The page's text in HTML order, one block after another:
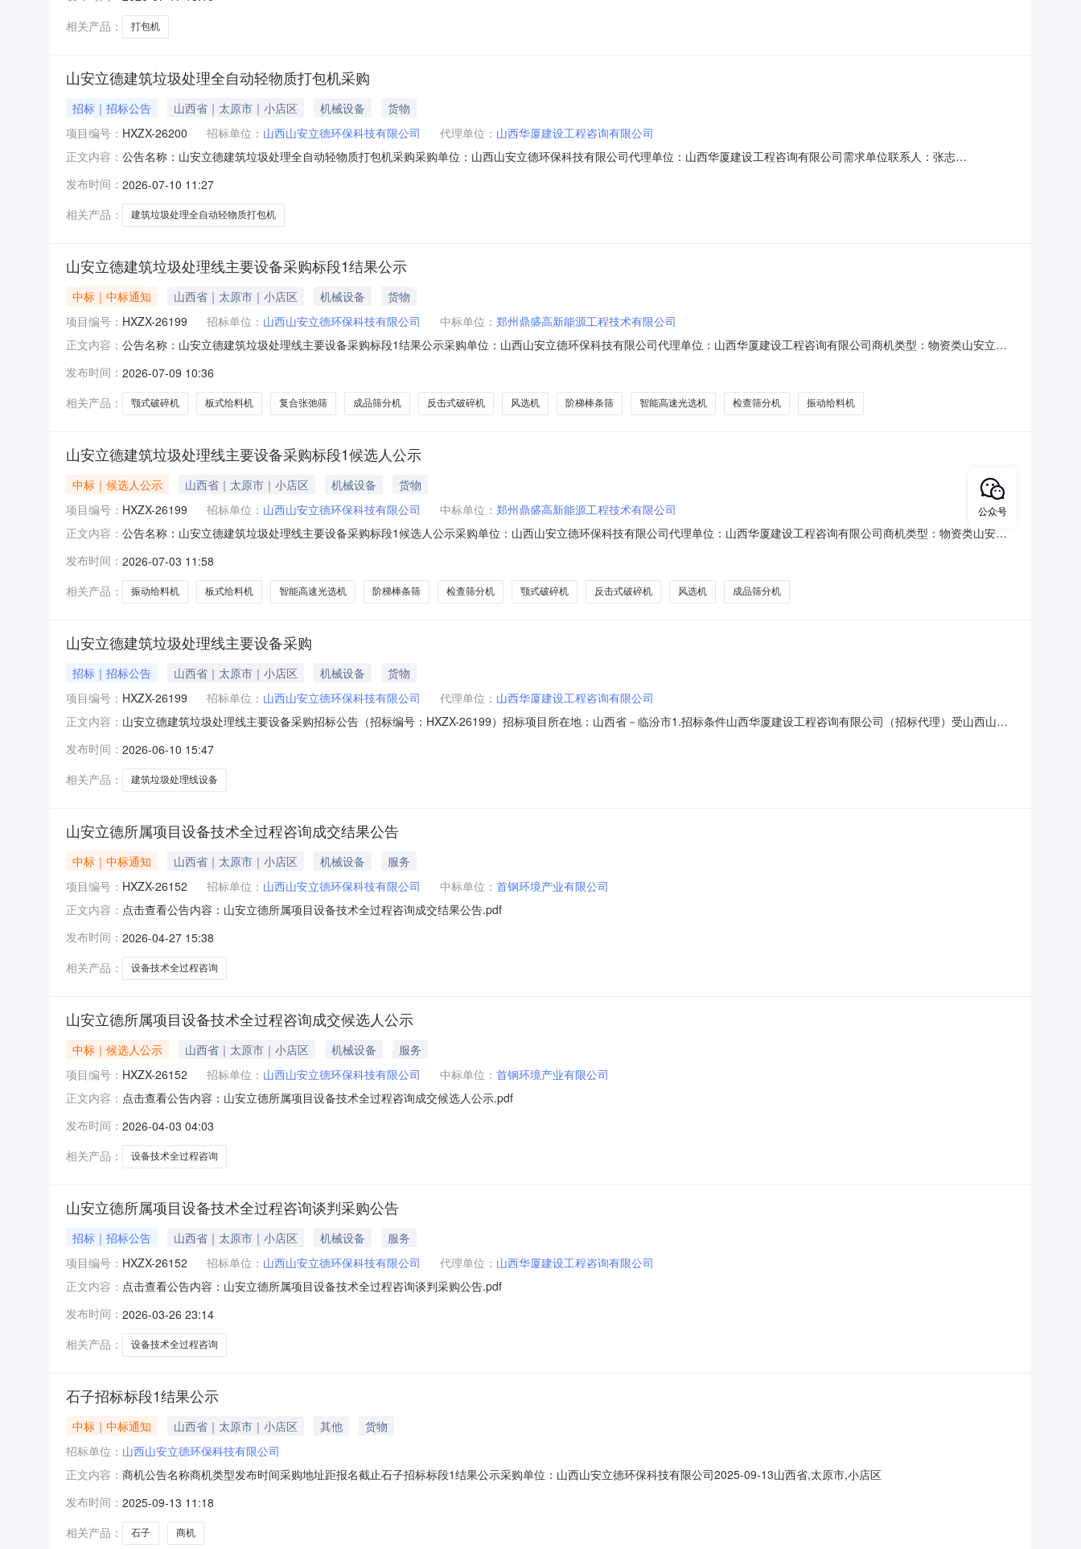
标。于开标已终止，
相关产品：
打包机
山安立德建筑垃圾处理全自动轻物质打包机采购
招标｜招标公告 山西省｜太原市｜小店区 机械设备
货物
项目编号： HXZX-26200 招标单位： 山西山安立德环保科技有限公司 代理单位： 山西华厦建设工程咨询有限公司
正文内容： 公告名称：山安立德建筑垃圾处理全自动轻物质打包机采购采购单位：山西山安立德环保科技有限公司代理单位：山西华厦建设工程咨询有限公司需求单位联系人：张志
山西省－临汾市1.招标条件山西华厦建设工程咨询有限公司（招标代理）受山西山安立德环保科技有限公司（招标人）的委托，对山安立德建筑垃圾处理全自动轻物质打包机采购进
行公开招标，欢迎潜在投标
发布时间： 2026-07-10 11:27
相关产品：
建筑垃圾处理全自动轻物质打包机
山安立德建筑垃圾处理线主要设备采购标段1结果公示
中标｜中标通知 山西省｜太原市｜小店区 机械设备
货物
项目编号： HXZX-26199 招标单位： 山西山安立德环保科技有限公司 中标单位： 郑州鼎盛高新能源工程技术有限公司
正文内容： 公告名称：山安立德建筑垃圾处理线主要设备采购标段1结果公示采购单位：山西山安立德环保科技有限公司代理单位：山西华厦建设工程咨询有限公司商机类型：物资类山安立德
圾处理线主要设备采购进行公开招标，现将中标结果公告如下：一、中标结果中标人：郑州鼎盛高新能源工程技术有限公司二、其他公示内容无三、联系方式招标人：山西山安立德
环保科技有限公司联系地址：山西综
发布时间： 2026-07-09 10:36
相关产品：
颚式破碎机 板式给料机 复合张弛筛 成品筛分机 反击式破碎机 风选机 阶梯棒条筛 智能高速光选机 检查筛分机 振动给料机
山安立德建筑垃圾处理线主要设备采购标段1候选人公示
中标｜候选人公示 山西省｜太原市｜小店区 机械设备
货物
项目编号： HXZX-26199 招标单位： 山西山安立德环保科技有限公司 中标单位： 郑州鼎盛高新能源工程技术有限公司
正文内容： 公告名称：山安立德建筑垃圾处理线主要设备采购标段1候选人公示采购单位：山西山安立德环保科技有限公司代理单位：山西华厦建设工程咨询有限公司商机类型：物资类山安立
筑垃圾处理线主要设备采购进行公开招标，现将中标候选人公示如下：一、评审情况推荐中标候选人：第一中标候选人：郑州鼎盛高新能源工程技术有限公司第二中标候选人：山东
群峰重工科技股份有限公司二、提出
发布时间： 2026-07-03 11:58
相关产品：
振动给料机 板式给料机 智能高速光选机 阶梯棒条筛 检查筛分机 颚式破碎机 反击式破碎机 风选机 成品筛分机
山安立德建筑垃圾处理线主要设备采购
招标｜招标公告 山西省｜太原市｜小店区 机械设备
货物
项目编号： HXZX-26199 招标单位： 山西山安立德环保科技有限公司 代理单位： 山西华厦建设工程咨询有限公司
正文内容： 山安立德建筑垃圾处理线主要设备采购招标公告（招标编号：HXZX-26199）招标项目所在地：山西省－临汾市1.招标条件山西华厦建设工程咨询有限公司（招标代理）受山西山安
圾处理线主要设备采购2.2招标范围：山安立德建筑垃圾处理线主要设备采购，振动给料机、板式给料机、颚式破碎机、阶梯棒条筛、复合张弛筛、风选机、反击式破碎机、检查筛
分机、成品筛分机、负压风选机
发布时间： 2026-06-10 15:47
相关产品：
建筑垃圾处理线设备
山安立德所属项目设备技术全过程咨询成交结果公告
中标｜中标通知 山西省｜太原市｜小店区 机械设备
服务
项目编号： HXZX-26152 招标单位： 山西山安立德环保科技有限公司 中标单位： 首钢环境产业有限公司
正文内容： 点击查看公告内容：山安立德所属项目设备技术全过程咨询成交结果公告.pdf
发布时间： 2026-04-27 15:38
相关产品：
设备技术全过程咨询
山安立德所属项目设备技术全过程咨询成交候选人公示
中标｜候选人公示 山西省｜太原市｜小店区 机械设备
服务
项目编号： HXZX-26152 招标单位： 山西山安立德环保科技有限公司 中标单位： 首钢环境产业有限公司
正文内容： 点击查看公告内容：山安立德所属项目设备技术全过程咨询成交候选人公示.pdf
发布时间： 2026-04-03 04:03
相关产品：
设备技术全过程咨询
山安立德所属项目设备技术全过程咨询谈判采购公告
招标｜招标公告 山西省｜太原市｜小店区 机械设备
服务
项目编号： HXZX-26152 招标单位： 山西山安立德环保科技有限公司 代理单位： 山西华厦建设工程咨询有限公司
正文内容： 点击查看公告内容：山安立德所属项目设备技术全过程咨询谈判采购公告.pdf
发布时间： 2026-03-26 23:14
相关产品：
设备技术全过程咨询
石子招标标段1结果公示
中标｜中标通知 山西省｜太原市｜小店区 其他
货物
招标单位： 山西山安立德环保科技有限公司
正文内容： 商机公告名称商机类型发布时间采购地址距报名截止石子招标标段1结果公示采购单位：山西山安立德环保科技有限公司2025-09-13山西省,太原市,小店区
发布时间： 2025-09-13 11:18
相关产品：
石子 商机
公众号